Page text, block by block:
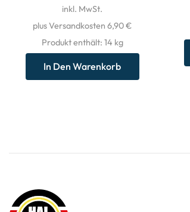
inkl. MwSt.
plus Versandkosten 6,90 €
Produkt enthält: 14 kg
In Den Warenkorb